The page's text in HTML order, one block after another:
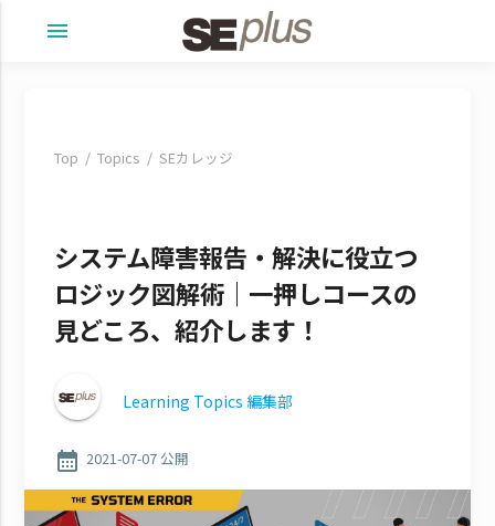
menu
Top Topics SEカレッジ
システム障害報告・解決に役立つ
ロジック図解術｜一押しコースの
見どころ、紹介します！
Learning Topics 編集部
calendar_month 2021-07-07 公開